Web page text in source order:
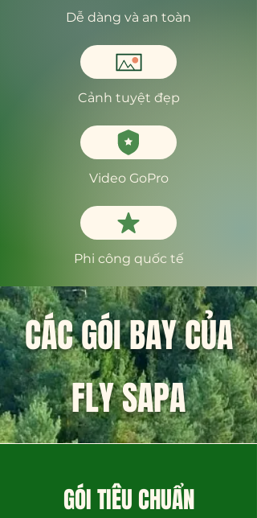
Dễ dàng và an toàn
Cảnh tuyệt đẹp
Video GoPro
Phi công quốc tế
CÁC GÓI BAY CỦA
FLY SAPA
GÓI TIÊU CHUẨN